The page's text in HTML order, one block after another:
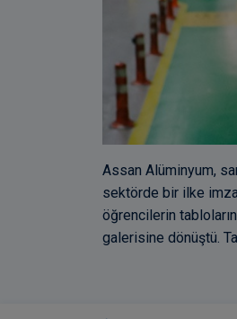
Assan Alüminyum,
sektörde bir ilke
öğrencilerin
galerisine dönüştü.